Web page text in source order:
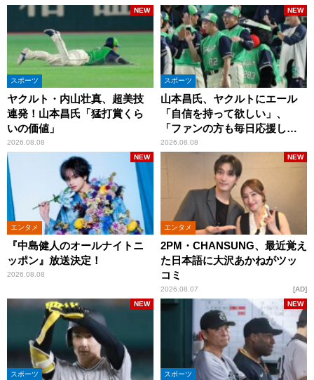
スポーツ
ヤクルト・内山壮真、超美技
連発！山本昌氏「猛打賞くら
いの価値」
2026.08.08
NEW
スポーツ
山本昌氏、ヤクルトにエール
「自信を持って欲しい」、
「ファンの方も毎日応援して
くれています」
2026.08.08
NEW
エンタメ
『中島健人のオールナイトニ
ッポン』放送決定！
2026.08.08
NEW
エンタメ
2PM・CHANSUNG、最近覚え
た日本語に大沢あかねがツッ
コミ
2026.08.07
NEW
AD
スポーツ
NEW
スポーツ
NEW